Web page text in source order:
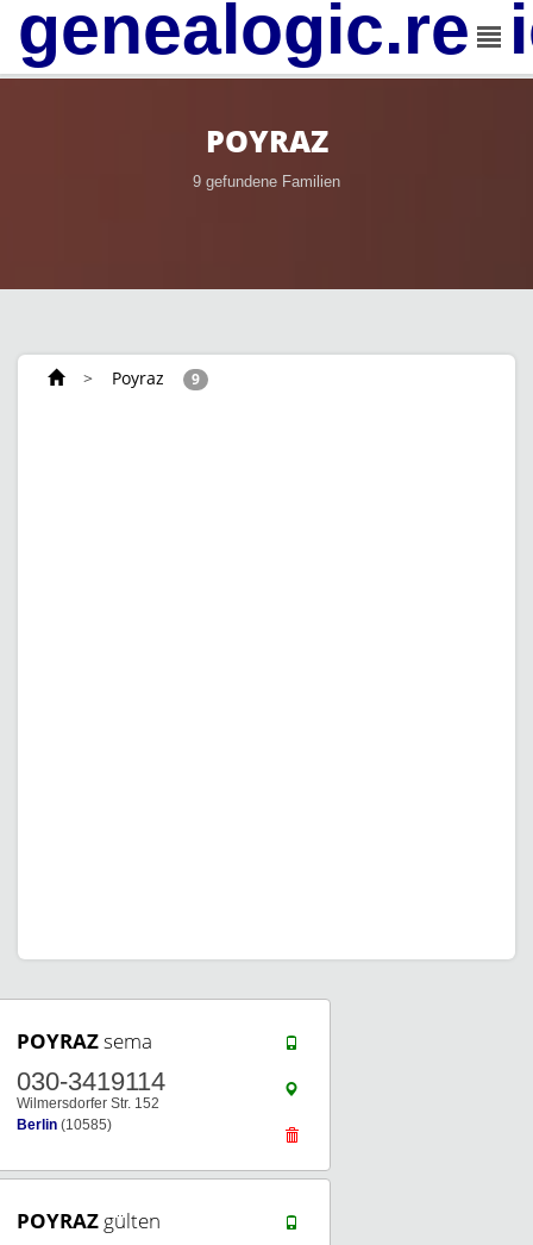
POYRAZ
9 gefundene Familien
> Poyraz 9
POYRAZsema
030-3419114
Wilmersdorfer Str. 152
Berlin (10585)
POYRAZ gülten